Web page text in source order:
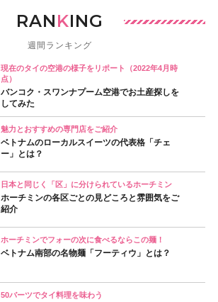
RANKING
週間ランキング
現在のタイの空港の様子をリポート（2022年4月時
点）
バンコク・スワンナプーム空港でお土産探しを
してみた
魅力とおすすめの専門店をご紹介
ベトナムのローカルスイーツの代表格「チェ
ー」とは？
日本と同じく「区」に分けられているホーチミン
ホーチミンの各区ごとの見どころと雰囲気をご
紹介
ホーチミンでフォーの次に食べるならこの麺！
ベトナム南部の名物麺「フーティウ」とは？
50バーツでタイ料理を味わう